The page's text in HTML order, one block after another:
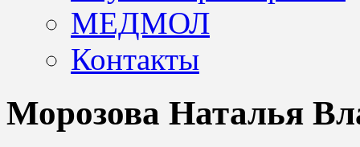
МЕДМОЛ
Контакты
Морозова Наталья